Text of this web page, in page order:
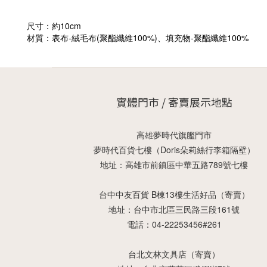
尺寸：約10cm
材質：表布-絨毛布(聚酯纖維100%)、填充物-聚酯纖維100%
實體門市 / 寄賣展示地點
高雄夢時代旗艦門市
夢時代百貨七樓（Doris朵莉絲行李箱隔壁）
地址：高雄市前鎮區中華五路789號七樓
台中中友百貨 B棟13樓生活好品（寄賣）
地址：台中市北區三民路三段161號
電話：04-22253456#261
台北文林文具店（寄賣）